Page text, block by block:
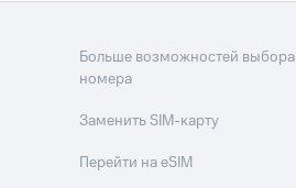
Больше возможностей выбора
номера
Заменить SIM-карту
Перейти на eSIM